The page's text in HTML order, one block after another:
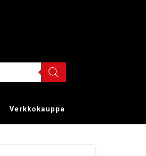
Verkkokauppa